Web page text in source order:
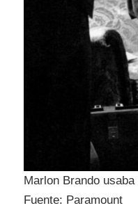
Marlon Brando
Fuente: Paramount